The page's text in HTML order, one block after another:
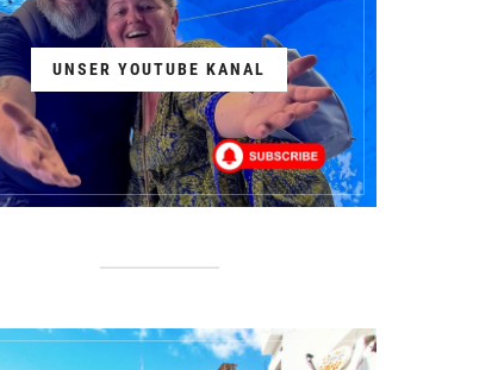
UNSER YOUTUBE KANAL